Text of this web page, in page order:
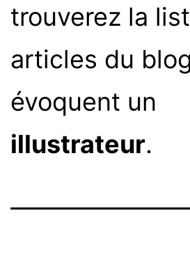
trouverez la
articles du
évoquent un
illustrateur.